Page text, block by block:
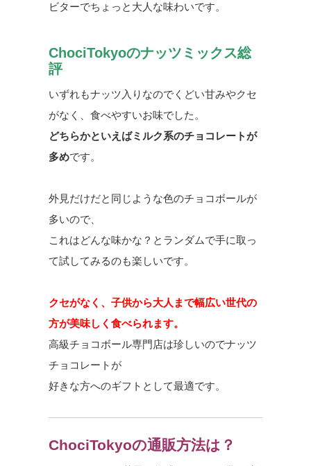
ビターでちょっと大人な味わいです。
ChociTokyoのナッツミックス総
評
いずれもナッツ入りなのでくどい甘みやクセ
がなく、食べやすいお味でした。
どちらかといえばミルク系のチョコレートが
多めです。
外見だけだと同じような色のチョコボールが
多いので、
これはどんな味かな？とランダムで手に取っ
て試してみるのも楽しいです。
クセがなく、子供から大人まで幅広い世代の
方が美味しく食べられます。
高級チョコボール専門店は珍しいのでナッツ
チョコレートが
好きな方へのギフトとして最適です。
ChociTokyoの通販方法は？